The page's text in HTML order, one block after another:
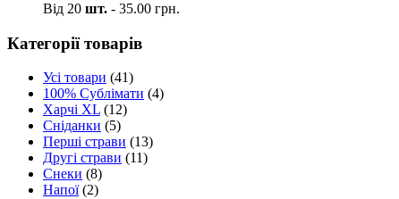
Від 20 шт. - 35.00 грн.
Категорії товарів
Усі товари (41)
100% Сублімати (4)
Харчі XL (12)
Сніданки (5)
Перші страви (13)
Другі страви (11)
Снеки (8)
Напої (2)